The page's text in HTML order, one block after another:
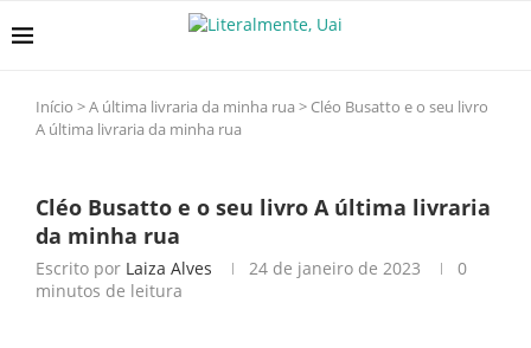
Início >A última livraria da minha rua > Cléo Busatto e o seu livro
A última livraria da minha rua
Cléo Busatto e o seu livro A última livraria
da minha rua
Escrito por Laiza Alves 24 de janeiro de 2023
0
minutos de leitura